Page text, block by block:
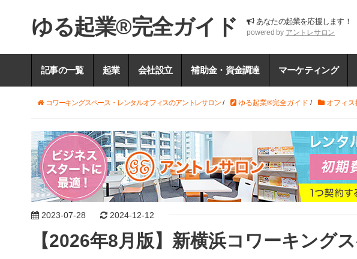
ゆる起業®完全ガイド あなたの起業を応援します！
powered by アントレサロン
記事の一覧 起業 会社設立 補助金・資金調達 マーケティング
コワーキングスペース・レンタルオフィスのアントレサロン/ ゆる起業®完全ガイド / オフィス
2023-07-28 2024-12-12
【2026年8月版】新横浜コワーキング